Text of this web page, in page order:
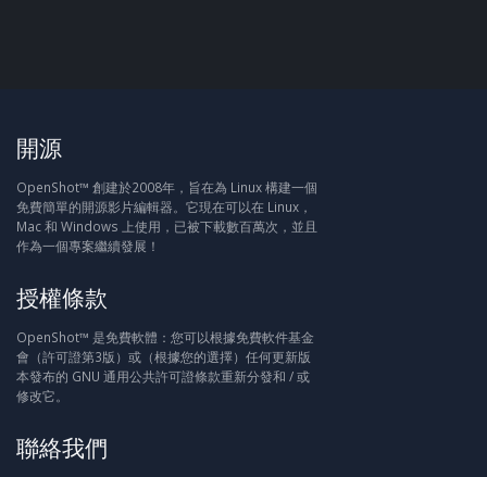
開源
OpenShot™ 創建於2008年，旨在為 Linux 構建一個
免費簡單的開源影片編輯器。它現在可以在 Linux，
Mac 和 Windows 上使用，已被下載數百萬次，並且
作為一個專案繼續發展！
授權條款
OpenShot™ 是免費軟體：您可以根據免費軟件基金
會（許可證第3版）或（根據您的選擇）任何更新版
本發布的 GNU 通用公共許可證條款重新分發和 / 或
修改它。
聯絡我們